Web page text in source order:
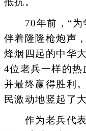
70年前，“为争
伴着隆隆枪炮声
烽烟四起的中华
4位老兵一样的热
并最终赢得胜利
民激动地竖起了大
作为老兵代表